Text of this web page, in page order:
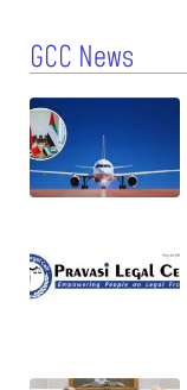
GCC News